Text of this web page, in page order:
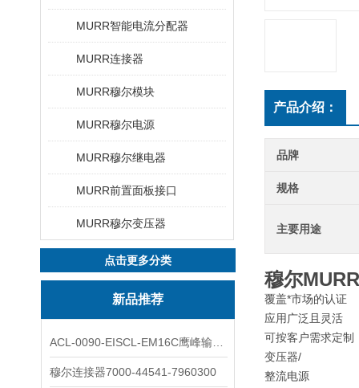
MURR智能电流分配器
MURR连接器
MURR穆尔模块
MURR穆尔电源
MURR穆尔继电器
MURR前置面板接口
MURR穆尔变压器
点击更多分类
新品推荐
穆尔连接器7000-44541-7960300
产品介绍：
品牌
规格
主要用途
穆尔
覆盖*市场的认证
应用广泛且灵活
可按客户需求定制
变压器/
整流电源